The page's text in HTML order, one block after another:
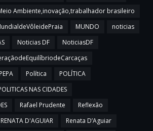
Ambiente,inovação,trabalhador brasileiro
MUNDO
noticias
Noticias DF
NoticiasDF
PEPA Política
POLÍTICA
NAS CIDADES
Rafael Prudente
Reflexão
RENATA D'AGUIAR
Renata D’Aguiar